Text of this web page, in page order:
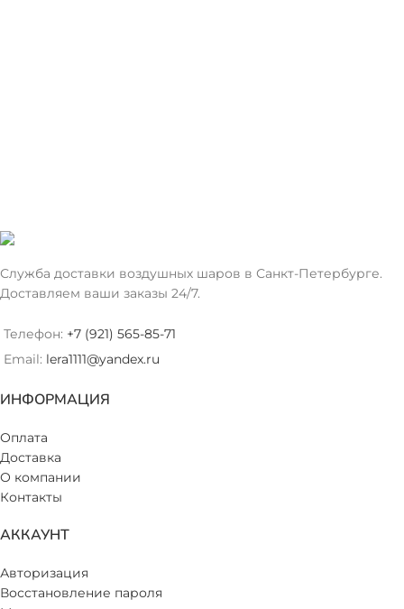
Служба доставки воздушных шаров в Санкт-Петербурге.
Доставляем ваши заказы 24/7.
Телефон: +7 (921) 565-85-71
Email: lera1111@yandex.ru
ИНФОРМАЦИЯ
Оплата
Доставка
О компании
Контакты
АККАУНТ
Авторизация
Восстановление пароля